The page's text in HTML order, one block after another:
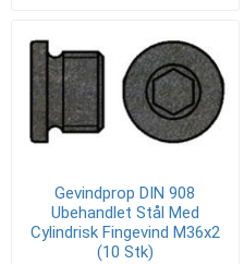
Gevindprop DIN 908
Ubehandlet Stål Med
Cylindrisk Fingevind M36x2
(10 Stk)